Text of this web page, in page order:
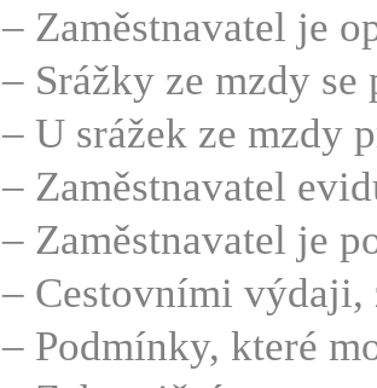
– Zaměstnavatel je
– Srážky ze mzdy se
– U srážek ze mzdy
– Zaměstnavatel
– Zaměstnavatel je
– Cestovními výdaji,
– Podmínky, které